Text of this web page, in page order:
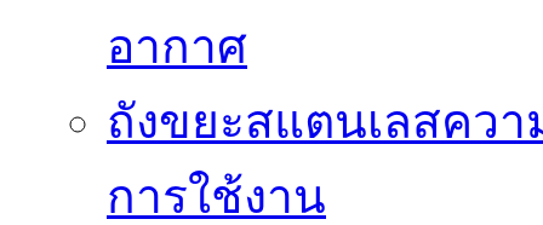
อากาศ
ถังขยะสแตนเลสคว
การใช้งาน